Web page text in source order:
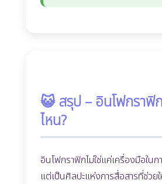
😺 สรุป – อินโฟกราฟิ
ไหน?
อินโฟกราฟิกไม่ใช่แค่เครื่องมือใน
แต่เป็นศิลปะแห่งการสื่อสารที่ช่วย